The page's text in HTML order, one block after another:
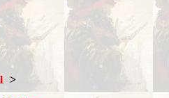
1 >